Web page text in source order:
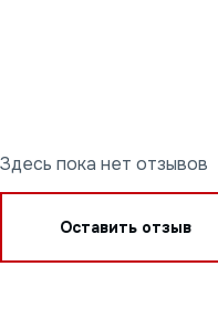
Здесь пока нет отзывов
Оставить отзыв